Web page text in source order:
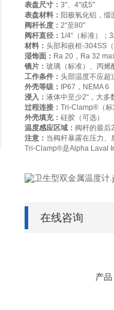
表盘尺寸： 3"、 4"或5"
表盘材料： 阳极氧化铝，
阀杆长度： 2“至80"
阀杆直径： 1/4“ （标准）；
材料： 头部和嵌框-304SS
湿饰面： Ra 20 ， Ra 32
镜片： 玻璃（标准）、丙烯
工作条件： 头部温度不应超
外壳等级：
IP67 ， NEMA 6
浸入： 液体中至少2“ ，大
过程连接： Tri-Clamp® （
外壳填充： 硅胶（可选）
温度感应区域： 阀杆的最后
注意： 当阀杆暴露在压力
Tri-Clamp®是Alpha Laval
在线咨询
产品